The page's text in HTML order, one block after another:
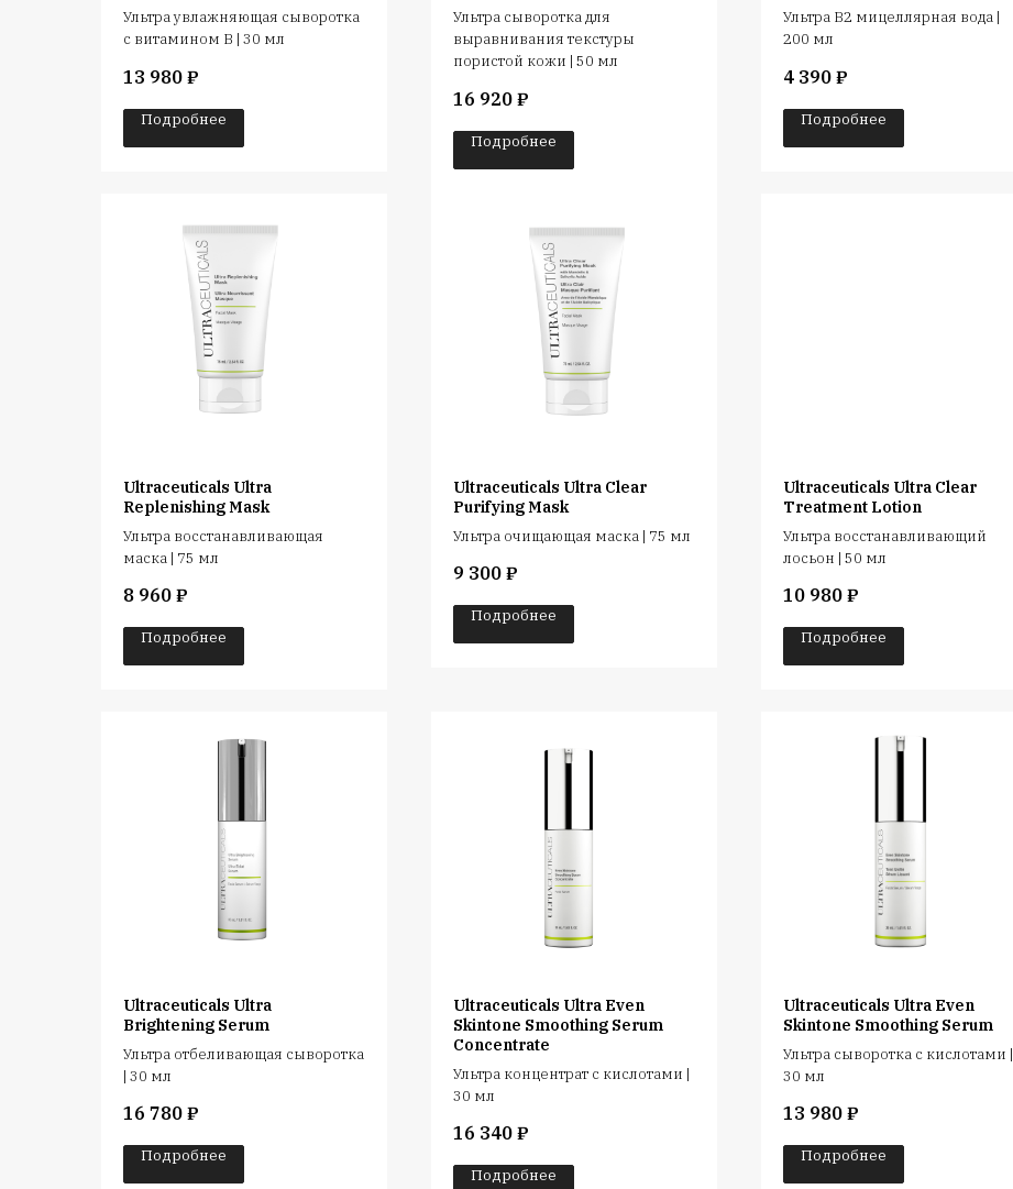
Ультра увлажняющая сыворотка
с витамином В | 30 мл
13 980 ₽
Подробнее
Ультра сыворотка для
выравнивания текстуры
пористой кожи | 50 мл
16 920 ₽
Подробнее
Ультра В2 мицеллярная вода |
200 мл
4 390 ₽
Подробнее
Ultraceuticals Ultra
Replenishing Mask
Ультра восстанавливающая
маска | 75 мл
8 960 ₽
Подробнее
Ultraceuticals Ultra Clear
Purifying Mask
Ультра очищающая маска | 75 мл
9 300 ₽
Подробнее
Ultraceuticals Ultra Clear
Treatment Lotion
Ультра восстанавливающий
лосьон | 50 мл
10 980 ₽
Подробнее
Ultraceuticals Ultra
Brightening Serum
Ультра отбеливающая сыворотка
| 30 мл
16 780 ₽
Подробнее
Ultraceuticals Ultra Even
Skintone Smoothing Serum
Concentrate
Ультра концентрат с кислотами |
30 мл
16 340 ₽
Подробнее
Ultraceuticals Ultra Even
Skintone Smoothing Serum
Ультра сыворотка с кислотами |
30 мл
13 980 ₽
Подробнее